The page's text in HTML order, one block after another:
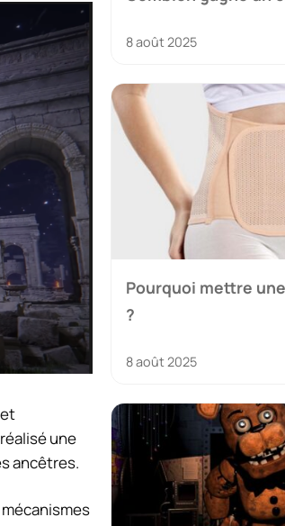
une
ancêtres.
8 août 2025
Pourquoi mettre
?
8 août 2025